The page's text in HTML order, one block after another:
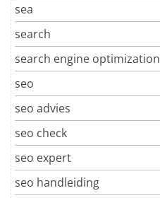
sea
search
search engine optimization
seo
seo advies
seo check
seo expert
seo handleiding